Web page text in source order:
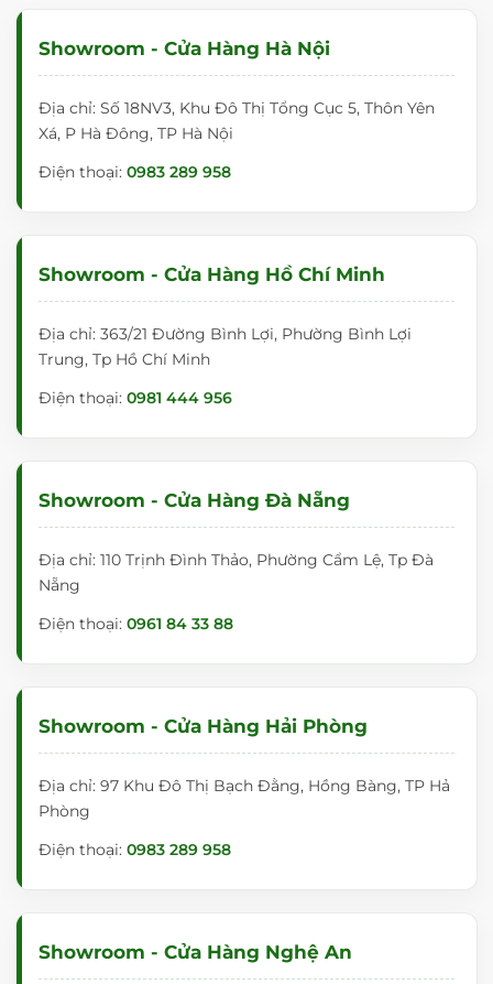
Showroom - Cửa Hàng Hà Nội
Địa chỉ: Số 18NV3, Khu Đô Thị Tổng Cục 5, Thôn Yên
Xá, P Hà Đông, TP Hà Nội
Điện thoại: 0983 289 958
Showroom - Cửa Hàng Hồ Chí Minh
Địa chỉ: 363/21 Đường Bình Lợi, Phường Bình Lợi
Trung, Tp Hồ Chí Minh
Điện thoại: 0981 444 956
Showroom - Cửa Hàng Đà Nẵng
Địa chỉ: 110 Trịnh Đình Thảo, Phường Cẩm Lệ, Tp Đà
Nẵng
Điện thoại: 0961 84 33 88
Showroom - Cửa Hàng Hải Phòng
Địa chỉ: 97 Khu Đô Thị Bạch Đằng, Hồng Bàng, TP Hả
Phòng
Điện thoại: 0983 289 958
Showroom - Cửa Hàng Nghệ An